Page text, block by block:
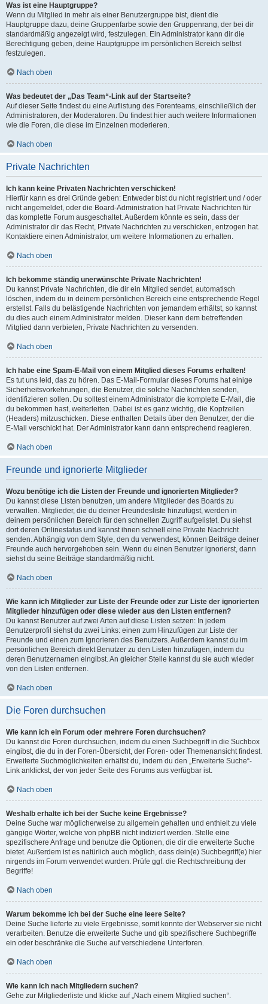
Was ist eine Hauptgruppe?
Wenn du Mitglied in mehr als einer Benutzergruppe bist, dient die
Hauptgruppe dazu, deine Gruppenfarbe sowie den Gruppenrang, der bei dir
standardmäßig angezeigt wird, festzulegen. Ein Administrator kann dir die
Berechtigung geben, deine Hauptgruppe im persönlichen Bereich selbst
festzulegen.
Nach oben
Was bedeutet der „Das Team“-Link auf der Startseite?
Auf dieser Seite findest du eine Auflistung des Forenteams, einschließlich der
Administratoren, der Moderatoren. Du findest hier auch weitere Informationen
wie die Foren, die diese im Einzelnen moderieren.
Nach oben
Private Nachrichten
Ich kann keine Privaten Nachrichten verschicken!
Hierfür kann es drei Gründe geben: Entweder bist du nicht registriert und / oder
nicht angemeldet, oder die Board-Administration hat Private Nachrichten für
das komplette Forum ausgeschaltet. Außerdem könnte es sein, dass der
Administrator dir das Recht, Private Nachrichten zu verschicken, entzogen hat.
Kontaktiere einen Administrator, um weitere Informationen zu erhalten.
Nach oben
Ich bekomme ständig unerwünschte Private Nachrichten!
Du kannst Private Nachrichten, die dir ein Mitglied sendet, automatisch
löschen, indem du in deinem persönlichen Bereich eine entsprechende Regel
erstellst. Falls du belästigende Nachrichten von jemandem erhältst, so kannst
du dies auch einem Administrator melden. Dieser kann dem betreffenden
Mitglied dann verbieten, Private Nachrichten zu versenden.
Nach oben
Ich habe eine Spam-E-Mail von einem Mitglied dieses Forums erhalten!
Es tut uns leid, das zu hören. Das E-Mail-Formular dieses Forums hat einige
Sicherheitsvorkehrungen, die Benutzer, die solche Nachrichten senden,
identifizieren sollen. Du solltest einem Administrator die komplette E-Mail, die
du bekommen hast, weiterleiten. Dabei ist es ganz wichtig, die Kopfzeilen
(Headers) mitzuschicken. Diese enthalten Details über den Benutzer, der die
E-Mail verschickt hat. Der Administrator kann dann entsprechend reagieren.
Nach oben
Freunde und ignorierte Mitglieder
Wozu benötige ich die Listen der Freunde und ignorierten Mitglieder?
Du kannst diese Listen benutzen, um andere Mitglieder des Boards zu
verwalten. Mitglieder, die du deiner Freundesliste hinzufügst, werden in
deinem persönlichen Bereich für den schnellen Zugriff aufgelistet. Du siehst
dort deren Onlinestatus und kannst ihnen schnell eine Private Nachricht
senden. Abhängig von dem Style, den du verwendest, können Beiträge deiner
Freunde auch hervorgehoben sein. Wenn du einen Benutzer ignorierst, dann
siehst du seine Beiträge standardmäßig nicht.
Nach oben
Wie kann ich Mitglieder zur Liste der Freunde oder zur Liste der ignorierten
Mitglieder hinzufügen oder diese wieder aus den Listen entfernen?
Du kannst Benutzer auf zwei Arten auf diese Listen setzen: In jedem
Benutzerprofil siehst du zwei Links: einen zum Hinzufügen zur Liste der
Freunde und einen zum Ignorieren des Benutzers. Außerdem kannst du im
persönlichen Bereich direkt Benutzer zu den Listen hinzufügen, indem du
deren Benutzernamen eingibst. An gleicher Stelle kannst du sie auch wieder
von den Listen entfernen.
Nach oben
Die Foren durchsuchen
Wie kann ich ein Forum oder mehrere Foren durchsuchen?
Du kannst die Foren durchsuchen, indem du einen Suchbegriff in die Suchbox
eingibst, die du in der Foren-Übersicht, der Foren- oder Themenansicht findest.
Erweiterte Suchmöglichkeiten erhältst du, indem du den „Erweiterte Suche“-
Link anklickst, der von jeder Seite des Forums aus verfügbar ist.
Nach oben
Weshalb erhalte ich bei der Suche keine Ergebnisse?
Deine Suche war möglicherweise zu allgemein gehalten und enthielt zu viele
gängige Wörter, welche von phpBB nicht indiziert werden. Stelle eine
spezifischere Anfrage und benutze die Optionen, die dir die erweiterte Suche
bietet. Außerdem ist es natürlich auch möglich, dass dein(e) Suchbegriff(e) hier
nirgends im Forum verwendet wurden. Prüfe ggf. die Rechtschreibung der
Begriffe!
Nach oben
Warum bekomme ich bei der Suche eine leere Seite?
Deine Suche lieferte zu viele Ergebnisse, somit konnte der Webserver sie nicht
verarbeiten. Benutze die erweiterte Suche und gib spezifischere Suchbegriffe
ein oder beschränke die Suche auf verschiedene Unterforen.
Nach oben
Wie kann ich nach Mitgliedern suchen?
Gehe zur Mitgliederliste und klicke auf „Nach einem Mitglied suchen“.